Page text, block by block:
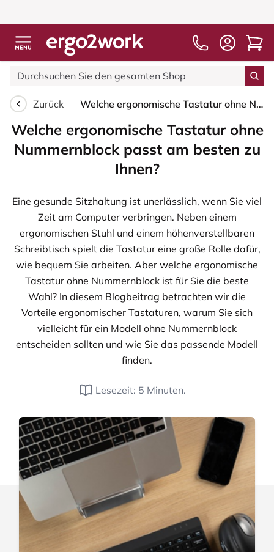
Zurück Welche ergonomische Tastatur ohne Nummernblock passt am besten zu Ihnen?
Welche ergonomische Tastatur ohne
Nummernblock passt am besten zu
Ihnen?
Eine gesunde Sitzhaltung ist unerlässlich, wenn Sie viel
Zeit am Computer verbringen. Neben einem
ergonomischen Stuhl und einem höhenverstellbaren
Schreibtisch spielt die Tastatur eine große Rolle dafür,
wie bequem Sie arbeiten. Aber welche ergonomische
Tastatur ohne Nummernblock ist für Sie die beste
Wahl? In diesem Blogbeitrag betrachten wir die
Vorteile ergonomischer Tastaturen, warum Sie sich
vielleicht für ein Modell ohne Nummernblock
entscheiden sollten und wie Sie das passende Modell
finden.
Lesezeit: 5 Minuten.